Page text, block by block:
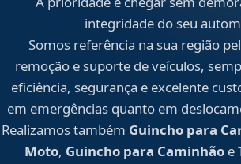
integridade do seu
Somos referência na sua região
remoção e suporte de veículos,
eficiência, segurança e excelente
em emergências quanto em
Realizamos também Guincho para
Moto, Guincho para Caminhãoe